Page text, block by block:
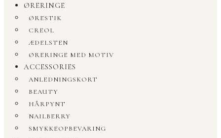
ØRERINGE
ØRESTIK
CREOL
ÆDELSTEN
ØRERINGE MED MOTIV
ACCESSORIES
ANLEDNINGSKORT
BEAUTY
HÅRPYNT
NAILBERRY
SMYKKEOPBEVARING